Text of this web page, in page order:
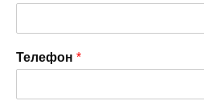
Телефон *